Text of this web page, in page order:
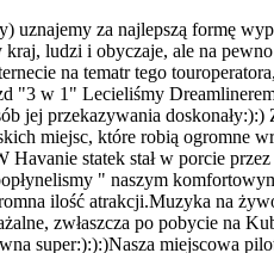
za najlepszą formę
ludzi i obyczaje, ale na
na tematr tego
w 1" Lecieliśmy
jej przekazywania
miejsc, które robią ogromne
statek stał w porcie
" naszym
ilość atrakcji.Muzyka na
zwłaszcza po pobycie na
super:):):)Nasza miejscowa